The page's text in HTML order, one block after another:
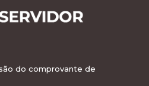
do comprovante de